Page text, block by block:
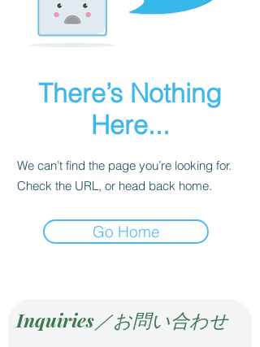
There’s Nothing
Here...
We can’t find the page you’re looking for.
Check the URL, or head back home.
Go Home
Inquiries／お問い合わせ